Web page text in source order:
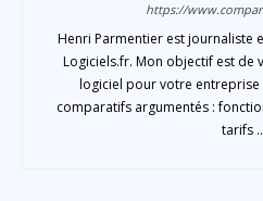
https://
Henri Parmentier est journaliste
Logiciels.fr. Mon objectif est de
logiciel pour votre entreprise
comparatifs argumentés :
tarifs